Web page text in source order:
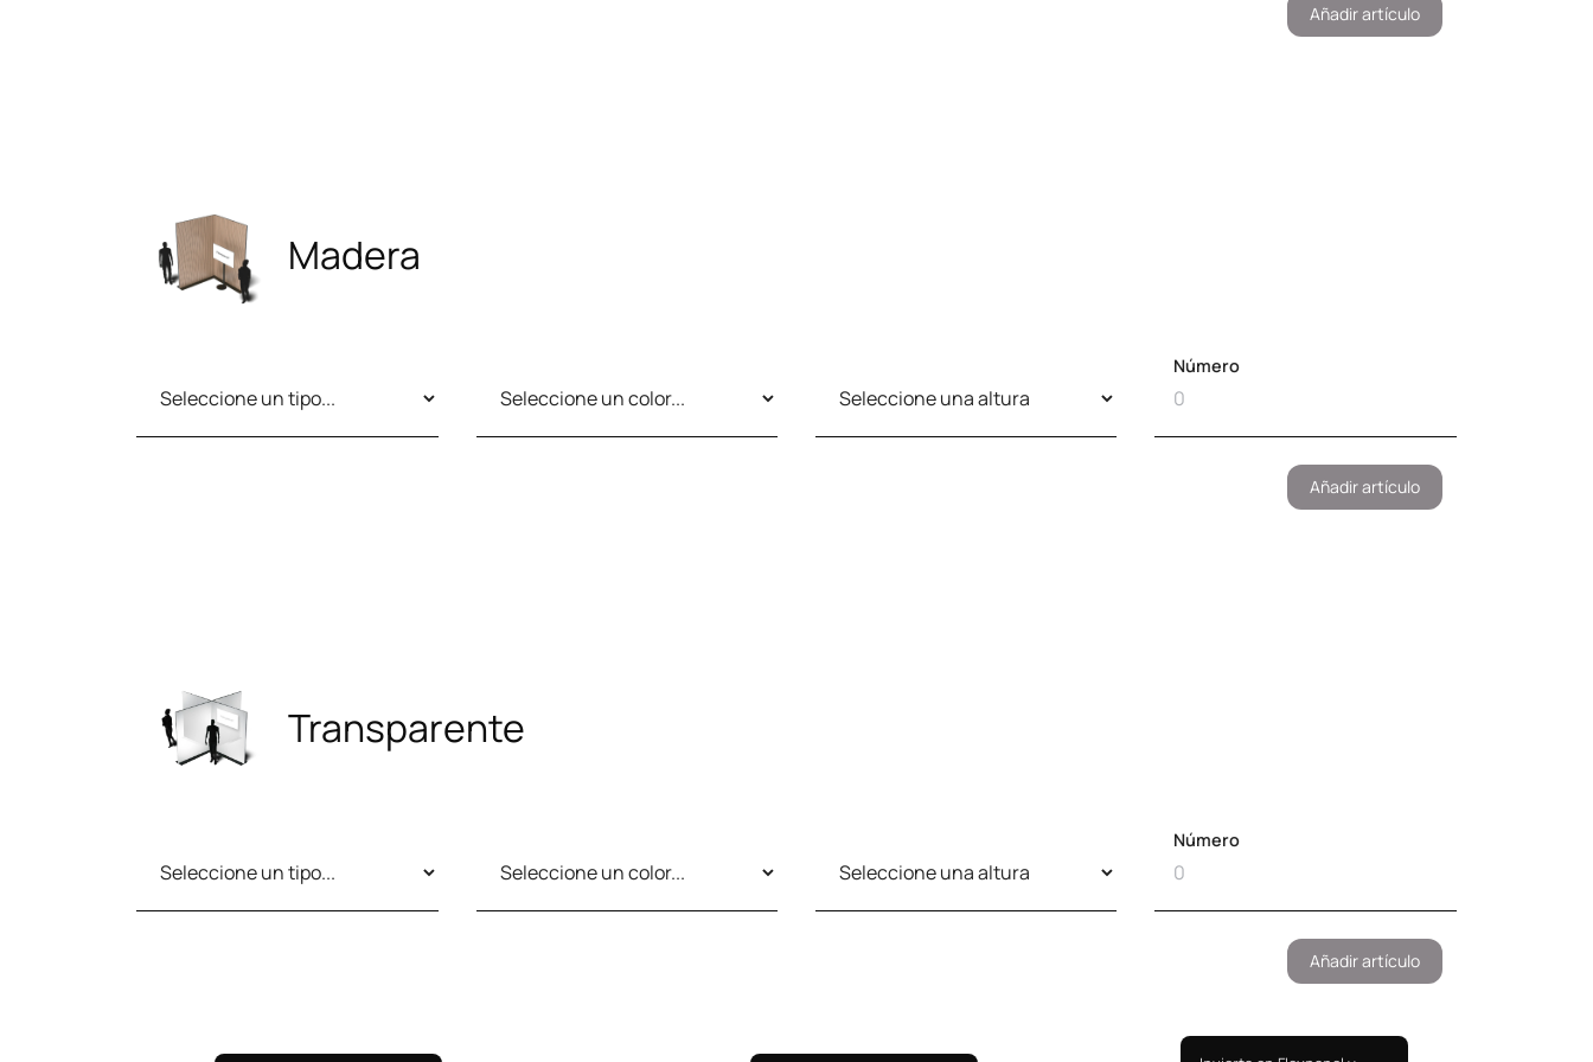
Añadir artículo
Madera
Número
Añadir artículo
Transparente
Número
Añadir artículo